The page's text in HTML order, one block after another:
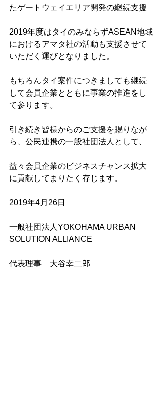
たゲートウェイエリア開発の継続支援
2019年度はタイのみならずASEAN地域
におけるアマタ社の活動も支援させて
いただく運びとなりました。
もちろんタイ案件につきましても継続
して会員企業とともに事業の推進をし
て参ります。
引き続き皆様からのご支援を賜りなが
ら、公民連携の一般社団法人として、
益々会員企業のビジネスチャンス拡大
に貢献してまりたく存じます。
2019年4月26日
一般社団法人YOKOHAMA URBAN
SOLUTION ALLIANCE
代表理事　大谷幸二郎